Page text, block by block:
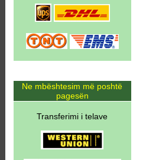
Ne mbështesim më poshtë
pagesën
Transferimi i telave